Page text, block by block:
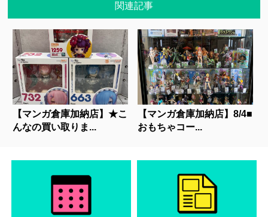
関連記事
【マンガ倉庫加納店】★こ
んなの買い取りま...
【マンガ倉庫加納店】8/4■
おもちゃコー...